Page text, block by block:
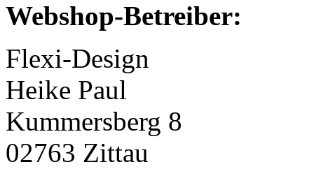
Webshop-Betreiber:
Flexi-Design
Heike Paul
Kummersberg 8
02763 Zittau